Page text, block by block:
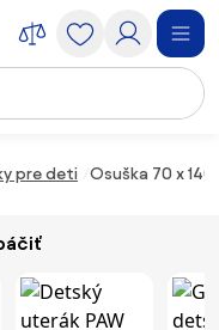
pre deti Osuška 70 x